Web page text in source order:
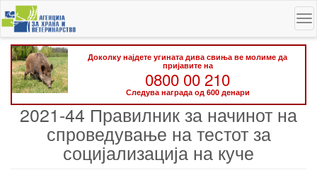
Skip
to
main
content
Доколку најдете угината дива свиња ве молиме да
пријавите на
0800 00 210
Следува награда од 600 денари
2021-44 Правилник за начинот на
спроведување на тестот за
социјализација на куче